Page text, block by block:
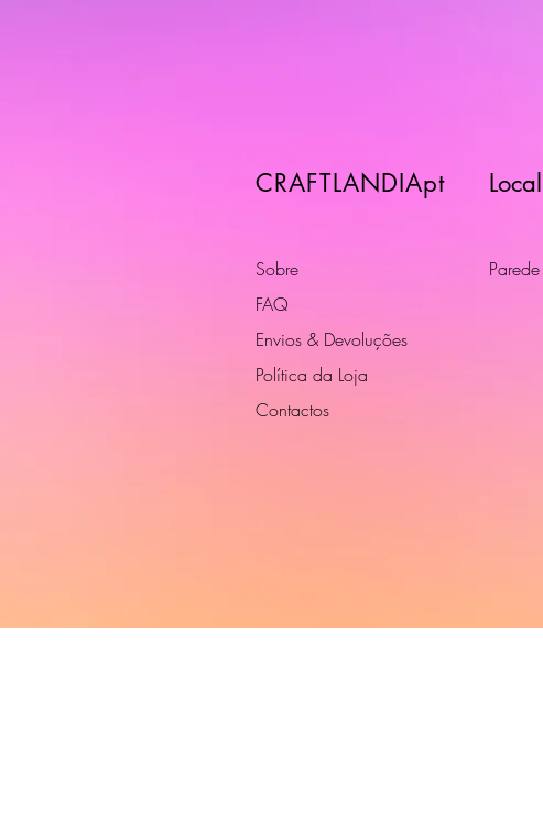
CRAFTLANDIApt
Sobre
FAQ
Envios & Devoluções
Política da Loja
Contactos